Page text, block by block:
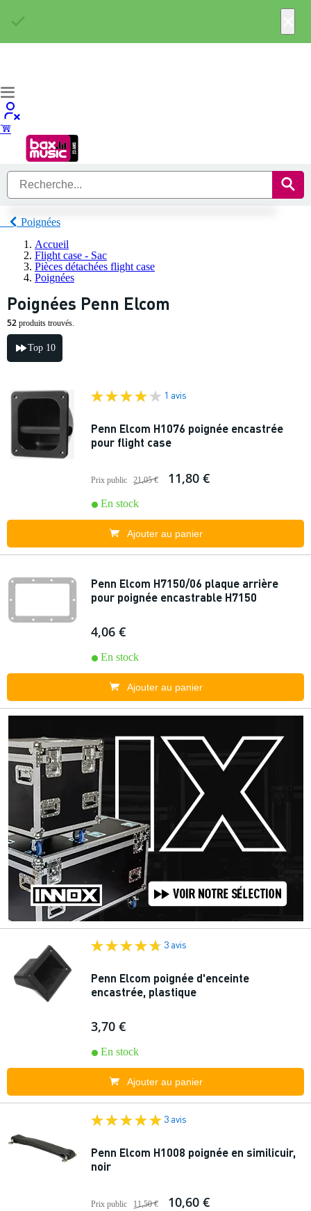
Poignées
Accueil
Flight case - Sac
Pièces détachées flight case
Poignées
Poignées Penn Elcom
52 produits trouvés.
Top 10
1 avis
Penn Elcom H1076 poignée encastrée
pour flight case
Prix public 21,05 € 11,80 €
En stock
Ajouter au panier
Penn Elcom H7150/06 plaque arrière
pour poignée encastrable H7150
4,06 €
En stock
Ajouter au panier
3 avis
Penn Elcom poignée d'enceinte
encastrée, plastique
3,70 €
En stock
Ajouter au panier
3 avis
Penn Elcom H1008 poignée en similicuir,
noir
Prix public 11,50 € 10,60 €